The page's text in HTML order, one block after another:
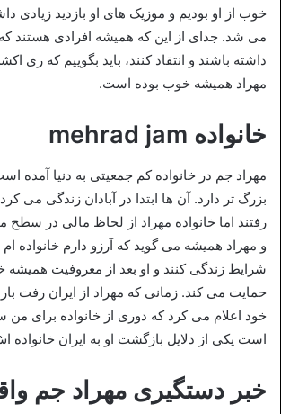
خوب از او بودیم و موزیک های او بازدید زیادی
می شد. جدای از این که همیشه افرادی هستند
داشته باشند و انتقاد کنند، باید بگوییم که ری
مهراد همیشه خوب بوده است.
خانواده mehrad jam
مهراد جم در خانواده کم جمعیتی به دنیا آمده
بزرگ تر دارد. آن ها ابتدا در آبادان زندگی می
رفتند اما خانواده مهراد از لحاظ مالی در سطح
و مهراد همیشه می گوید که آرزو دارم خانواده
شرایط زندگی کنند و او بعد از معروفیت همیشه
حمایت می کند. زمانی که مهراد از ایران رفت
خود اعلام می کرد که دوری از خانواده برای
است یکی از دلایل بازگشت او به ایران خانواده
خبر دستگیری مهراد جم